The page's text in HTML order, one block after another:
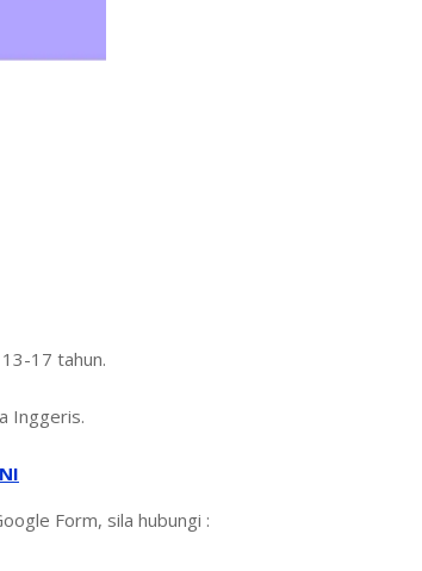
17 tahun.
Inggeris.
Form, sila hubungi :